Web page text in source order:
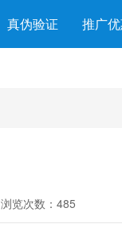
真伪验证 推广
浏览次数：485